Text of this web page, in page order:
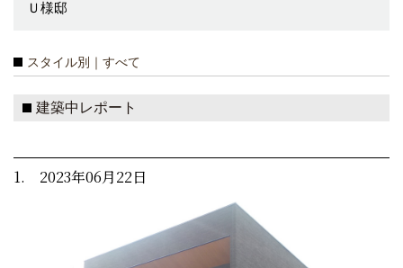
Ｕ様邸
スタイル別｜すべて
建築中レポート
1. 2023年06月22日